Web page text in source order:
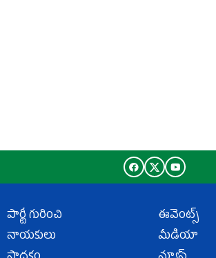
పార్టీ గురించి
నాయకులు
ఈవెంట్స్
మీడియా